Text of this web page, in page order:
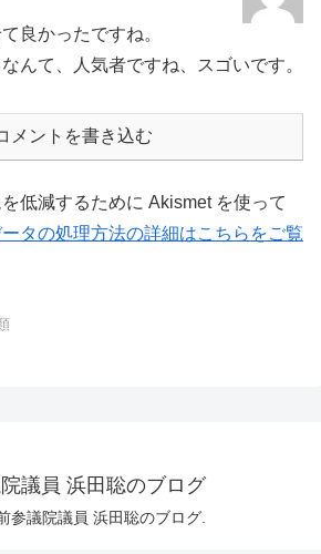
良かったですね。
んて、人気者ですね、スゴいです。
メントを書き込む
低減するために Akismet を使って
タの処理方法の詳細はこちらをご覧
議員 浜田聡のブログ
参議院議員 浜田聡のブログ.